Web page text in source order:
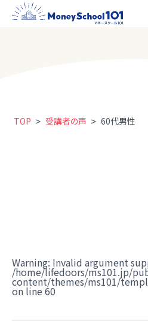
TOP > 受講者の声 > 60代男性
Warning: Invalid argument
/home/lifedoors/ms101.jp/
content/themes/ms101/
on line 60